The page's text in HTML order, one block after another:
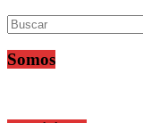
Somos